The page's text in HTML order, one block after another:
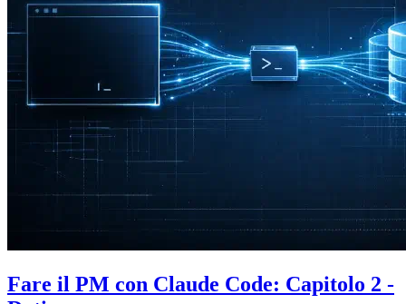
Fare il PM con Claude Code: Capitolo 2 -